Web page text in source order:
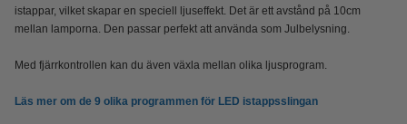
istappar, vilket skapar en speciell ljuseffekt. Det är ett avstånd på 10cm
mellan lamporna. Den passar perfekt att använda som Julbelysning.
Med fjärrkontrollen kan du även växla mellan olika ljusprogram.
Läs mer om de 9 olika programmen för LED istappsslingan